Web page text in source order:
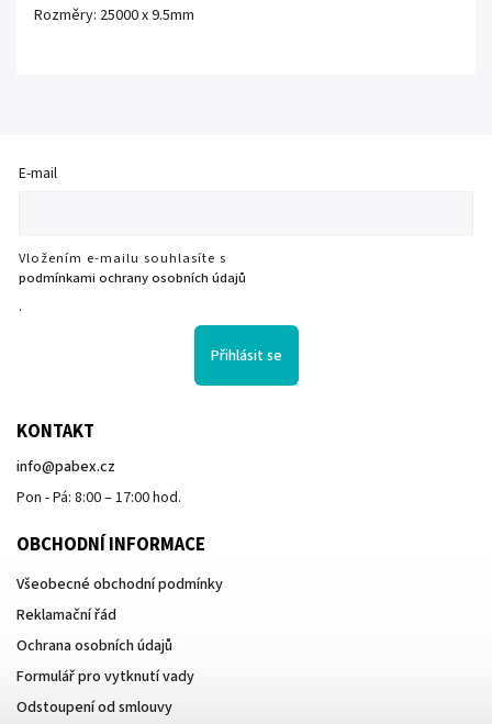
Rozměry: 25000 x 9.5mm
E-mail
Vložením e-mailu souhlasíte s
podmínkami ochrany osobních údajů
.
Přihlásit se
KONTAKT
info@pabex.cz
Pon - Pá: 8:00 – 17:00 hod.
OBCHODNÍ INFORMACE
Všeobecné obchodní podmínky
Reklamační řád
Ochrana osobních údajů
Formulář pro vytknutí vady
Odstoupení od smlouvy